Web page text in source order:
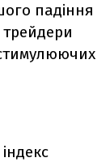
падіння
трейдери